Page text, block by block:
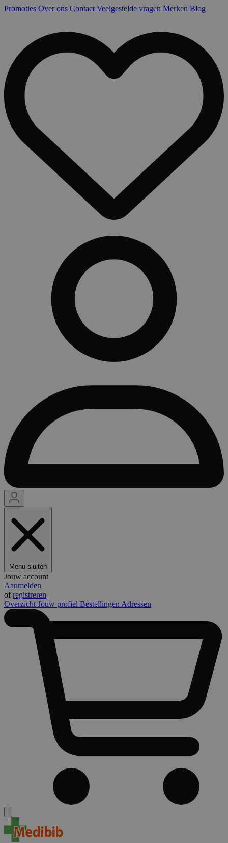
Promoties Over ons Contact Veelgestelde vragen Merken Blog
Menu sluiten
Jouw account
Aanmelden
ofregistreren
Overzicht Jouw profiel Bestellingen Adressen